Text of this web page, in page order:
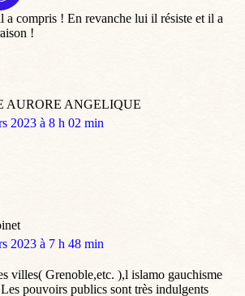
a compris ! En revanche lui il résiste et il a
!
AURORE ANGELIQUE
2023 à 8 h 02 min
2023 à 7 h 48 min
villes( Grenoble,etc. ),l islamo gauchisme
pouvoirs publics sont très indulgents